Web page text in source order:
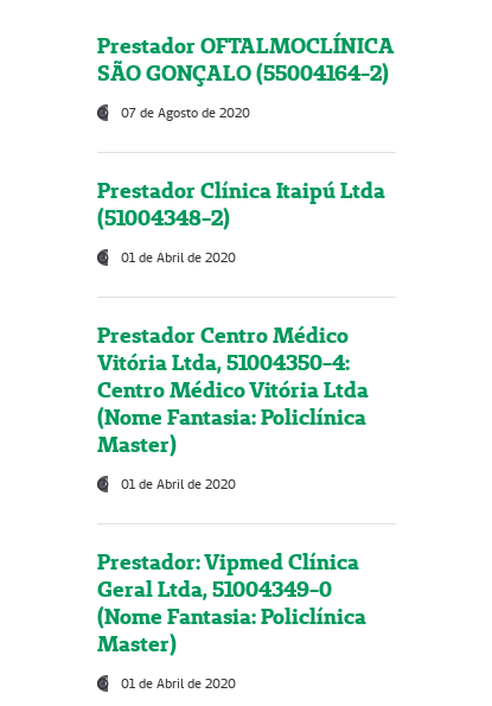
Prestador OFTALMOCLÍNICA
SÃO GONÇALO (55004164-2)
07 de Agosto de 2020
Prestador Clínica Itaipú Ltda
(51004348-2)
01 de Abril de 2020
Prestador Centro Médico
Vitória Ltda, 51004350-4:
Centro Médico Vitória Ltda
(Nome Fantasia: Policlínica
Master)
01 de Abril de 2020
Prestador: Vipmed Clínica
Geral Ltda, 51004349-0
(Nome Fantasia: Policlínica
Master)
01 de Abril de 2020